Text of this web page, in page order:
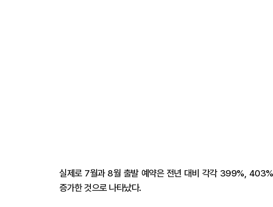
실제로 7월과 8월 출발 예약은 전년 대비 각각 399%,
증가한 것으로 나타났다.